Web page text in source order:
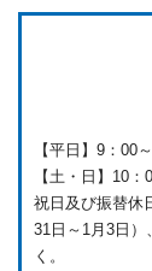
【平日】9：00
【土・日】10
祝日及び振替休
31日～1月3日）
く。